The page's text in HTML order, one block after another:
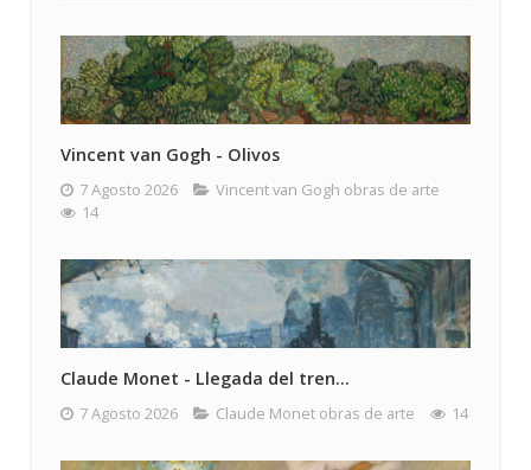
Vincent van Gogh - Olivos
7 Agosto 2026
Vincent van Gogh obras de arte
14
Claude Monet - Llegada del tren...
7 Agosto 2026 Claude Monet obras de arte 14